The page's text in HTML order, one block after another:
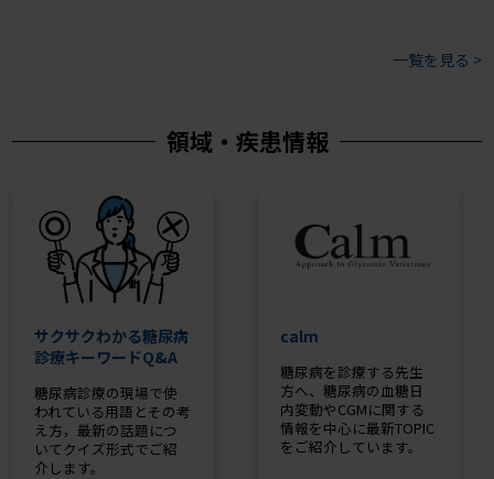
一覧を見る >
領域・疾患情報
サクサクわかる糖尿病
診療キーワードQ&A
糖尿病診療の現場で使
われている用語とその考
え方，最新の話題につ
いてクイズ形式でご紹
介します。
calm
糖尿病を診療する先生
方へ、糖尿病の血糖日
内変動やCGMに関する
情報を中心に最新TOPIC
をご紹介しています。